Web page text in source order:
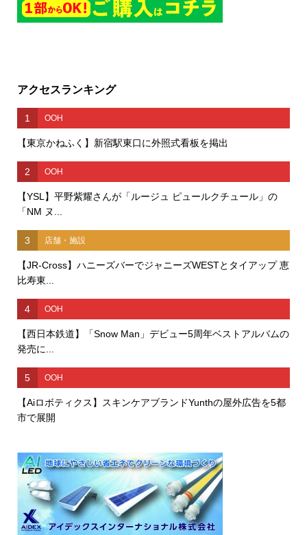
アクセスランキング
1 OOH
【東京かねふく】新宿駅東口に外照式看板を掲出
2 OOH
【YSL】平野紫耀さんが「ルージュ ピュールクチュール」の
「NM ヌ...
3 店舗・施設
【JR-Cross】ハニーズバーでジャニーズWESTとタイアップ 恵
比寿東...
4 OOH
【西日本鉄道】「Snow Man」デビュー5周年ベストアルバムの
発売に...
5 OOH
【Aiロボティクス】スキンケアブランドYunthの屋外広告を5都
市で展開